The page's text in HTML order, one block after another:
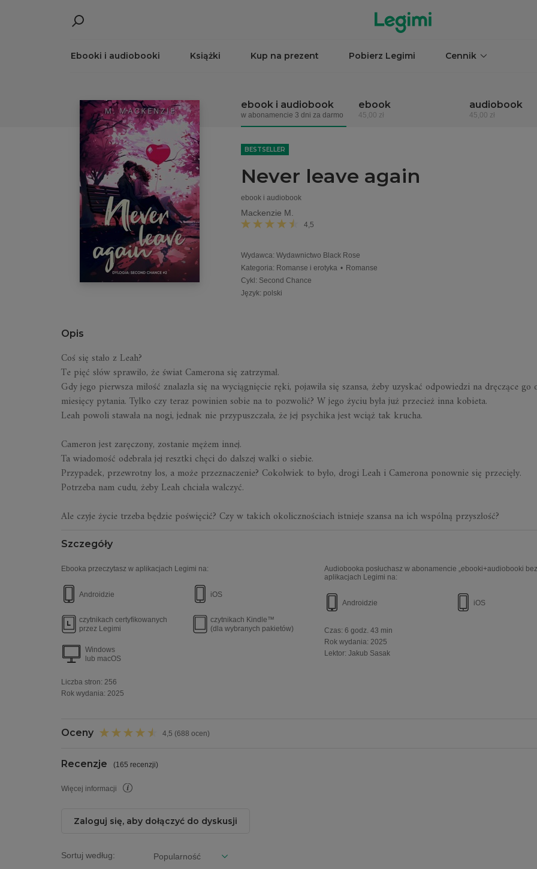
Ebooki i audiobooki Książki Kup na prezent Pobierz Legimi Cennik
ebook i audiobook
w abonamencie 3 dni za darmo
ebook
45,00 zł
audiobook
45,00 zł
BESTSELLER
Never leave again
ebook i audiobook
Mackenzie M.
4,5
Wydawca: Wydawnictwo Black Rose
Kategoria: Romanse i erotyka • Romanse
Cykl : Second Chance
Język: polski
Opis
Coś się stało z Leah?
Te pięć słów sprawiło, że świat Camerona się zatrzymał.
Gdy jego pierwsza miłość znalazła się na wyciągnięcie ręki, pojawiła się szansa, żeby uzyskać odpowiedzi na dręczące go
miesięcy pytania. Tylko czy teraz powinien sobie na to pozwolić? W jego życiu była już przecież inna kobieta.
Leah powoli stawała na nogi, jednak nie przypuszczała, że jej psychika jest wciąż tak krucha.
Cameron jest zaręczony, zostanie mężem innej.
Ta wiadomość odebrała jej resztki chęci do dalszej walki o siebie.
Przypadek, przewrotny los, a może przeznaczenie? Cokolwiek to było, drogi Leah i Camerona ponownie się przecięły.
Potrzeba nam cudu, żeby Leah chciała walczyć.
Ale czyje życie trzeba będzie poświęcić? Czy w takich okolicznościach istnieje szansa na ich wspólną przyszłość?
Szczegóły
Ebooka przeczytasz w aplikacjach Legimi na:
Androidzie iOS
czytnikach certyfikowanych
przez Legimi
czytnikach Kindle™
(dla wybranych pakietów)
Windows
lub macOS
Liczba stron: 256
Rok wydania: 2025
Audiobooka posłuchasz w abonamencie „ebooki+audiobooki
aplikacjach Legimi na:
Androidzie iOS
Czas: 6 godz. 43 min
Rok wydania: 2025
Lektor: Jakub Sasak
Oceny 4,5 (688 ocen)
Recenzje (165 recenzji)
Więcej informacji
Zaloguj się, aby dołączyć do dyskusji
Sortuj według: